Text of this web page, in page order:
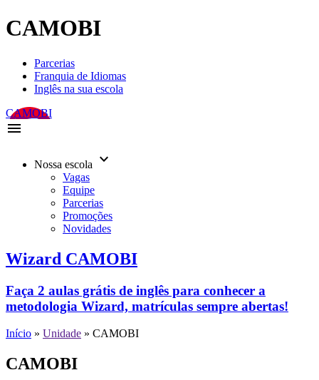
CAMOBI
Parcerias
Franquia de Idiomas
Inglês na sua escola
CAMOBI
menu
Nossa escola keyboard_arrow_down
Vagas
Equipe
Parcerias
Promoções
Novidades
Wizard CAMOBI
Faça 2 aulas grátis de inglês para conhecer a
metodologia Wizard, matrículas sempre abertas!
Início » Unidade » CAMOBI
CAMOBI